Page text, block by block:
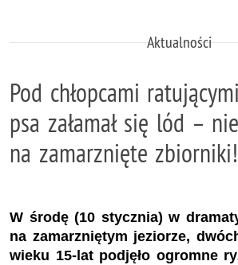
Aktualności
Pod chłopcami
psa załamał się lód –
na zamarznięte zbiorniki!
W środę (10 stycznia) w
na zamarzniętym jeziorze,
wieku 15-lat podjęło ogromne